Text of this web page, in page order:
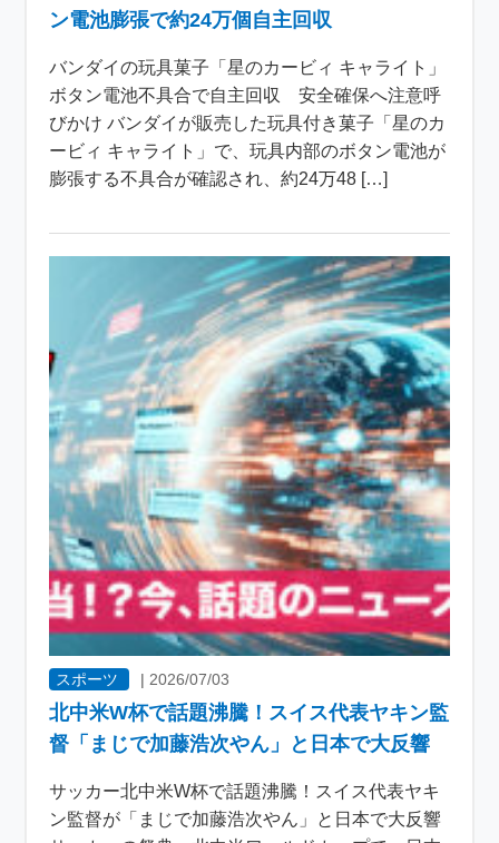
ン電池膨張で約24万個自主回収
バンダイの玩具菓子「星のカービィ キャライト」
ボタン電池不具合で自主回収 安全確保へ注意呼
びかけ バンダイが販売した玩具付き菓子「星のカ
ービィ キャライト」で、玩具内部のボタン電池が
膨張する不具合が確認され、約24万48 […]
スポーツ |2026/07/03
北中米W杯で話題沸騰！スイス代表ヤキン監
督「まじで加藤浩次やん」と日本で大反響
サッカー北中米W杯で話題沸騰！スイス代表ヤキ
ン監督が「まじで加藤浩次やん」と日本で大反響